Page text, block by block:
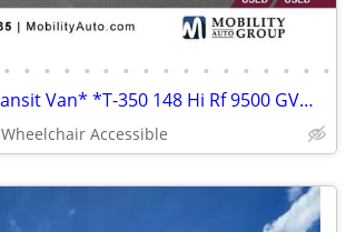
• • • • • • • • • • • • • • • • •
2019 *Ford* *Transit Van* *T-350 148 Hi Rf 9500 GVWR Sl
Wheelchair Accessible